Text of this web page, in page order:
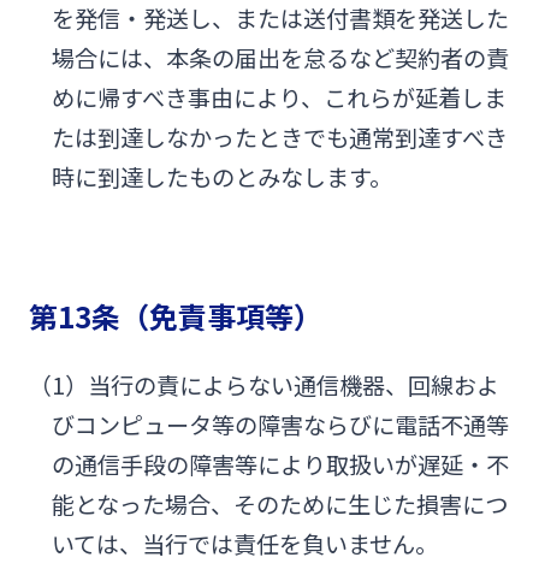
を発信・発送し、または送付書類を発送した
場合には、本条の届出を怠るなど契約者の責
めに帰すべき事由により、これらが延着しま
たは到達しなかったときでも通常到達すべき
時に到達したものとみなします。
第13条（免責事項等）
（1）当行の責によらない通信機器、回線およ
びコンピュータ等の障害ならびに電話不通等
の通信手段の障害等により取扱いが遅延・不
能となった場合、そのために生じた損害につ
いては、当行では責任を負いません。